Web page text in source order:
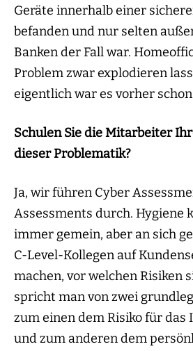
Geräte innerhalb einer
befanden und nur selten
Banken der Fall war.
Problem zwar explodieren
eigentlich war es vorher schon
Schulen Sie die Mitarbeiter
dieser Problematik?
Ja, wir führen Cyber
Assessments durch. Hygiene
immer gemein, aber an sich
C-Level-Kollegen auf
machen, vor welchen Risiken
spricht man von zwei
zum einen dem Risiko für das
und zum anderen dem